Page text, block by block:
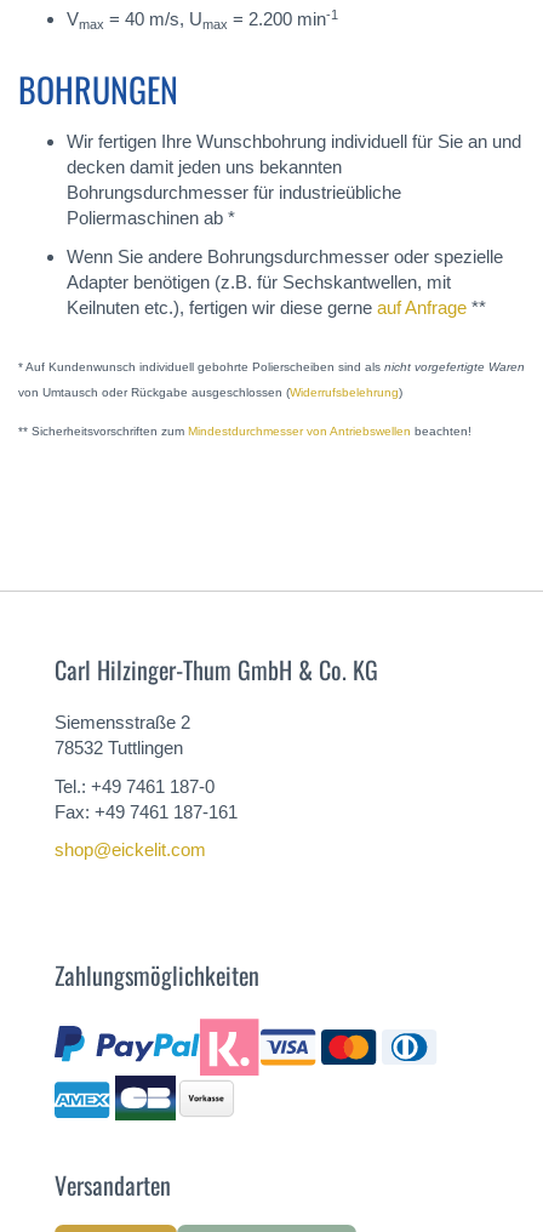
Vmax = 40 m/s, Umax = 2.200 min-1
BOHRUNGEN
Wir fertigen Ihre Wunschbohrung individuell für Sie an und
decken damit jeden uns bekannten
Bohrungsdurchmesser für industrieübliche
Poliermaschinen ab *
Wenn Sie andere Bohrungsdurchmesser oder spezielle
Adapter benötigen (z.B. für Sechskantwellen, mit
Keilnuten etc.), fertigen wir diese gerne auf Anfrage **
* Auf Kundenwunsch individuell gebohrte Polierscheiben sind als nicht vorgefertigte Waren
von Umtausch oder Rückgabe ausgeschlossen (Widerrufsbelehrung)
** Sicherheitsvorschriften zum Mindestdurchmesser von Antriebswellen beachten!
Carl Hilzinger-Thum GmbH & Co. KG
Siemensstraße 2
78532 Tuttlingen
Tel.: +49 7461 187-0
Fax: +49 7461 187-161
shop@eickelit.com
Zahlungsmöglichkeiten
Versandarten